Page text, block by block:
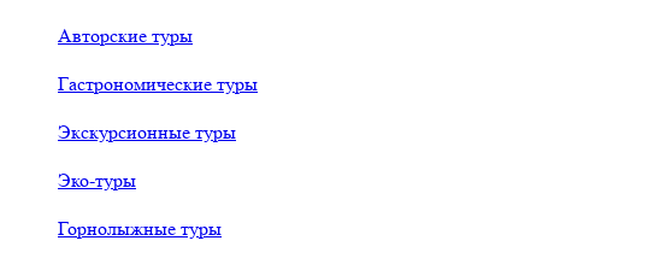
Авторские туры
Гастрономические туры
Экскурсионные туры
Эко-туры
Горнолыжные туры